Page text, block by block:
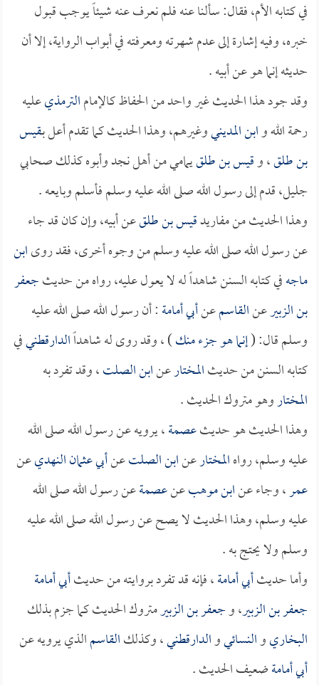
في كتابه الأم، فقال: سألنا عنه فلم نعرف عنه شيئاً يوجب قبول
خبره، وفيه إشارة إلى عدم شهرته ومعرفته في أبواب الرواية، إلا أن
حديثه إنما هو عن أبيه .
وقد جود هذا الحديث غير واحد من الحفاظ كالإمامالترمذيعليه
رحمة الله وابن المدينيوغيرهم، وهذا الحديث كما تقدم أعل بـقيس
بن طلق، وقيس بن طلقيمامي من أهل نجد وأبوه كذلك صحابي
جليل، قدم إلى رسول الله صلى الله عليه وسلم فأسلم وبايعه .
وهذا الحديث من مفاريدقيس بن طلقعن أبيه، وإن كان قد جاء
عن رسول الله صلى الله عليه وسلم من وجوه أخرى، فقد روىابن
ماجهفي كتابه السنن شاهداً له لا يعول عليه، رواه من حديثجعفر
بن الزبيرعنالقاسمعنأبي أمامة: أن رسول الله صلى الله عليه
وسلم قال: (إنما هو جزء منك) ، وقد روى له شاهداًالدارقطنيفي
كتابه السنن من حديثالمختارعنابن الصلت، وقد تفرد به
المختاروهو متروك الحديث .
وهذا الحديث هو حديثعصمة، يرويه عن رسول الله صلى الله
عليه وسلم، رواهالمختارعنابن الصلتعنأبي عثمان النهديعن
عمر، وجاء عنابن موهبعنعصمةعن رسول الله صلى الله
عليه وسلم، وهذا الحديث لا يصح عن رسول الله صلى الله عليه
وسلم ولا يحتج به .
وأما حديثأبي أمامة، فإنه قد تفرد بروايته من حديثأبي أمامة
جعفر بن الزبير، وجعفر بن الزبيرمتروك الحديث كما جزم بذلك
البخاريوالنسائيوالدارقطني، وكذلكالقاسمالذي يرويه عن
أبي أمامةضعيف الحديث .